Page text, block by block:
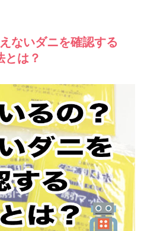
ないダニを確認する
とは？